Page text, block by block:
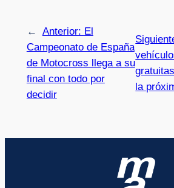
← Anterior: El
Campeonato de España
de Motocross llega a su
final con todo por
decidir
la